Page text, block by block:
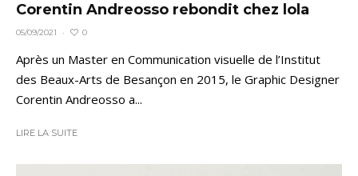
Corentin Andreosso rebondit chez lola
05/09/2021 · 0
Après un Master en Communication visuelle de l’Institut
des Beaux-Arts de Besançon en 2015, le Graphic Designer
Corentin Andreosso a...
LIRE LA SUITE